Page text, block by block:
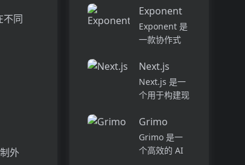
不同
外
干净，无广告
的环境中享受
无缝的编辑和
类型定制。在
创纪录...
快速转化为可
行的见解 - 所
有这些都没有
或手动数据输
入。凭借AI的
力量，您可以
充分利用自己
喜欢的书...
Exponent
Exponent 是
一款协作式
理，旨在提升
软件开发的效
率与体验。它
境中工作，从
代码的探索到
部署，能够帮
助开发者自动
Next.js
Next.js 是一
个用于构建现
用程序的框
架。它提供了
许多功能和优
Grimo
Grimo 是一
个高效的 AI